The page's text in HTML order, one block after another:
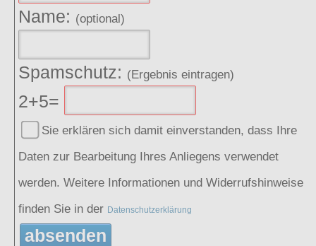
Name: (optional)
Spamschutz: (Ergebnis eintragen)
2+5=
Sie erklären sich damit einverstanden, dass Ihre
Daten zur Bearbeitung Ihres Anliegens verwendet
werden. Weitere Informationen und Widerrufshinweise
finden Sie in der Datenschutzerklärung
absenden